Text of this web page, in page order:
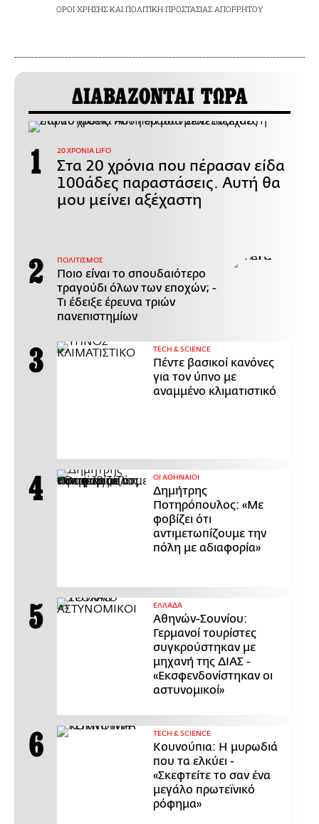
ΟΡΟΙ ΧΡΗΣΗΣΚΑΙ ΠΟΛΙΤΙΚΗ ΠΡΟΣΤΑΣΙΑΣ ΑΠΟΡΡΗΤΟΥ
ΔΙΑΒΑΖΟΝΤΑΙ ΤΩΡΑ
20 ΧΡΟΝΙΑ LIFO
Στα 20 χρόνια που πέρασαν είδα
100άδες παραστάσεις. Αυτή θα
μου μείνει αξέχαστη
ΠΟΛΙΤΙΣΜΟΣ
Ποιο είναι το σπουδαιότερο
τραγούδι όλων των εποχών; -
Τι έδειξε έρευνα τριών
πανεπιστημίων
ΤECH & SCIENCE
Πέντε βασικοί κανόνες
για τον ύπνο με
αναμμένο κλιματιστικό
ΟΙ ΑΘΗΝΑΙΟΙ
Δημήτρης
Ποτηρόπουλος: «Με
φοβίζει ότι
αντιμετωπίζουμε την
πόλη με αδιαφορία»
ΕΛΛΑΔΑ
Αθηνών-Σουνίου:
Γερμανοί τουρίστες
συγκρούστηκαν με
μηχανή της ΔΙΑΣ -
«Εκσφενδονίστηκαν οι
αστυνομικοί»
ΤECH & SCIENCE
Κουνούπια: Η μυρωδιά
που τα ελκύει -
«Σκεφτείτε το σαν ένα
μεγάλο πρωτεϊνικό
ρόφημα»